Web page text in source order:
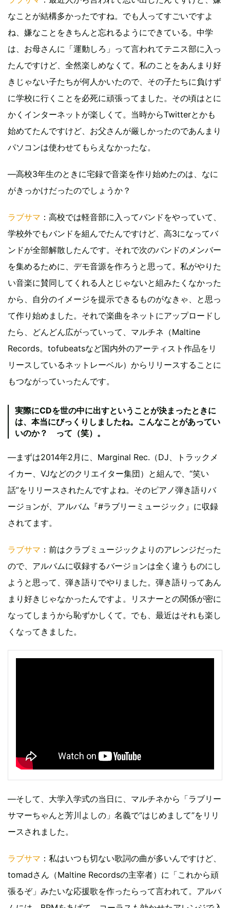
なことが結構多かったですね。でも人ってすごいですよ
ね、嫌なことをきちんと忘れるようにできている。中学
は、お母さんに「運動しろ」って言われてテニス部に入っ
たんですけど、全然楽しめなくて。私のことをあんまり好
きじゃない子たちが何人かいたので、その子たちに負けず
に学校に行くことを必死に頑張ってました。その頃はとに
かくインターネットが楽しくて。当時からTwitterとかも
始めてたんですけど、お父さんが厳しかったのであんまり
パソコンは使わせてもらえなかったな。
―高校3年生のときに宅録で音楽を作り始めたのは、なに
がきっかけだったのでしょうか？
ラブサマ ：高校では軽音部に入ってバンドをやっていて、
学校外でもバンドを組んでたんですけど、高3になってバ
ンドが全部解散したんです。それで次のバンドのメンバー
を集めるために、デモ音源を作ろうと思って。私がやりた
い音楽に賛同してくれる人とじゃないと組みたくなかった
から、自分のイメージを提示できるものがなきゃ、と思っ
て作り始めました。それで楽曲をネットにアップロードし
たら、どんどん広がっていって、マルチネ（Maltine
Records。tofubeatsなど国内外のアーティスト作品をリ
リースしているネットレーベル）からリリースすることに
もつながっていったんです。
実際にCDを世の中に出すということが決まったときに
は、本当にびっくりしましたね。こんなことがあってい
いのか？ って（笑）。
―まずは2014年2月に、Marginal Rec.（DJ、トラックメ
イカー、VJなどのクリエイター集団）と組んで、“笑い
話”をリリースされたんですよね。そのピアノ弾き語りバ
ージョンが、アルバム『#ラブリーミュージック』に収録
されてます。
ラブサマ ：前はクラブミュージックよりのアレンジだった
ので、アルバムに収録するバージョンは全く違うものにし
ようと思って、弾き語りでやりました。弾き語りってあん
まり好きじゃなかったんですよ。リスナーとの関係が密に
なってしまうから恥ずかしくて。でも、最近はそれも楽し
くなってきました。
―そして、大学入学式の当日に、マルチネから「ラブリー
サマーちゃんと芳川よしの」名義で“はじめまして”をリリ
ースされました。
ラブサマ ：私はいつも切ない歌詞の曲が多いんですけど、
tomadさん（Maltine Recordsの主宰者）に「これから頑
張るぞ」みたいな応援歌を作ったらって言われて。アルバ